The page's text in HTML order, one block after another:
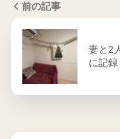
前の記事
妻と2
に記録